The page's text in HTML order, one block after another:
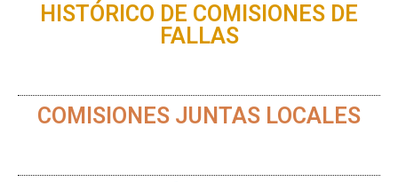
HISTÓRICO DE COMISIONES DE
FALLAS
COMISIONES JUNTAS LOCALES